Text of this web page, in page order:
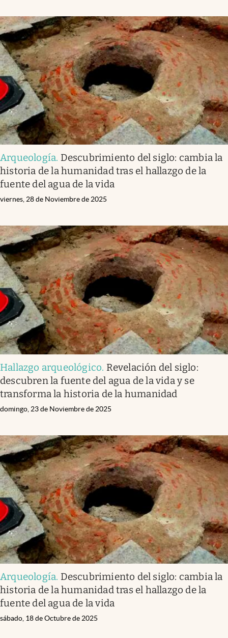
Arqueología. Descubrimiento del siglo: cambia la
historia de la humanidad tras el hallazgo de la
fuente del agua de la vida
viernes, 28 de Noviembre de 2025
Hallazgo arqueológico. Revelación del siglo:
descubren la fuente del agua de la vida y se
transforma la historia de la humanidad
domingo, 23 de Noviembre de 2025
Arqueología. Descubrimiento del siglo: cambia la
historia de la humanidad tras el hallazgo de la
fuente del agua de la vida
sábado, 18 de Octubre de 2025